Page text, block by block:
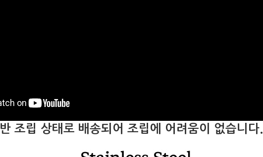
반 조립 상태로 배송되어 조립에 어려움이 없습니다.